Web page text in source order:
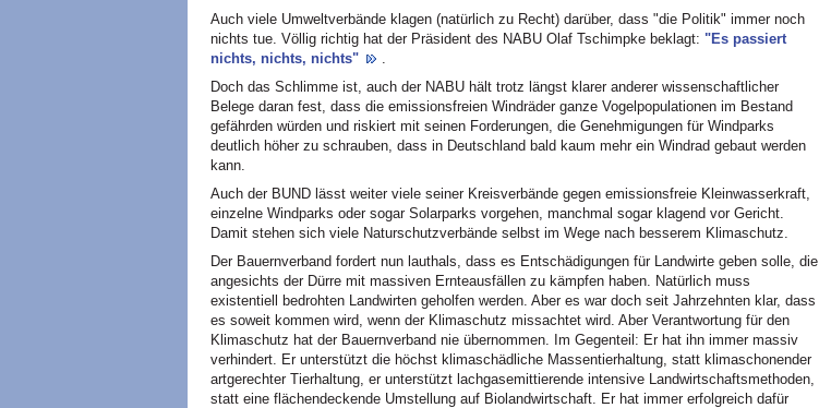
Auch viele Umweltverbände klagen (natürlich zu Recht) darüber, dass "die Politik" immer noch
nichts tue. Völlig richtig hat der Präsident des NABU Olaf Tschimpke beklagt: "Es passiert
nichts, nichts, nichts"
.
Doch das Schlimme ist, auch der NABU hält trotz längst klarer anderer wissenschaftlicher
Belege daran fest, dass die emissionsfreien Windräder ganze Vogelpopulationen im Bestand
gefährden würden und riskiert mit seinen Forderungen, die Genehmigungen für Windparks
deutlich höher zu schrauben, dass in Deutschland bald kaum mehr ein Windrad gebaut werden
kann.
Auch der BUND lässt weiter viele seiner Kreisverbände gegen emissionsfreie Kleinwasserkraft,
einzelne Windparks oder sogar Solarparks vorgehen, manchmal sogar klagend vor Gericht.
Damit stehen sich viele Naturschutzverbände selbst im Wege nach besserem Klimaschutz.
Der Bauernverband fordert nun lauthals, dass es Entschädigungen für Landwirte geben solle, die
angesichts der Dürre mit massiven Ernteausfällen zu kämpfen haben. Natürlich muss
existentiell bedrohten Landwirten geholfen werden. Aber es war doch seit Jahrzehnten klar, dass
es soweit kommen wird, wenn der Klimaschutz missachtet wird. Aber Verantwortung für den
Klimaschutz hat der Bauernverband nie übernommen. Im Gegenteil: Er hat ihn immer massiv
verhindert. Er unterstützt die höchst klimaschädliche Massentierhaltung, statt klimaschonender
artgerechter Tierhaltung, er unterstützt lachgasemittierende intensive Landwirtschaftsmethoden,
statt eine flächendeckende Umstellung auf Biolandwirtschaft. Er hat immer erfolgreich dafür